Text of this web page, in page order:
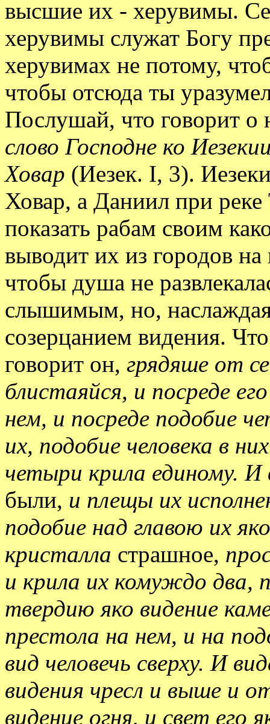
высшие их - херувимы.
херувимы служат Богу
херувимах не потому,
чтобы отсюда ты
Послушай, что говорит
слово Господне ко
Ховар (Иезек. I, 3).
Ховар, а Даниил при реке
показать рабам своим
выводит их из городов
чтобы душа не
слышимым, но,
созерцанием видения.
говорит он, грядяше от
блистаяйся, и посреде
нем, и посреде подобие
их, подобие человека в
четыри крила единому.
были, и плещы их
подобие над главою их
кристалла страшное,
и крила их комуждо два,
твердию яко видение
престола на нем, и на
вид человечь сверху. И
видения чресл и выше и
видение огня, и свет его